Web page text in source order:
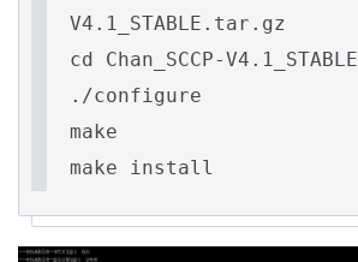
V4.1_STABLE.tar.gz
cd Chan_SCCP-V4.1_STABLE
./configure
make
make install